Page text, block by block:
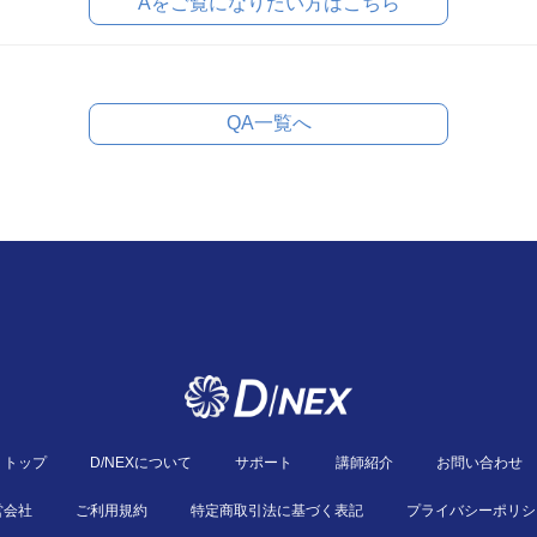
QA一覧へ
トップ D/NEXについて サポート 講師紹介 お問い合わせ
会社 ご利用規約 特定商取引法に基づく表記 プライバシーポリ